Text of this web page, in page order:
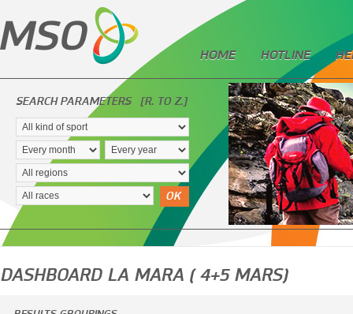
HOME HOTLINE
SEARCH PARAMETERS [R. TO Z.]
OK
DASHBOARD LA MARA ( 4+5 MARS)